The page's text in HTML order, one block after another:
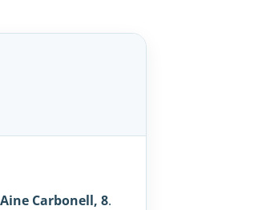
Carbonell, 8.